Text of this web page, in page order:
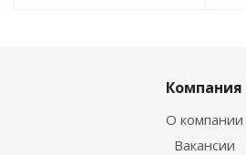
Компания
О компании
Вакансии